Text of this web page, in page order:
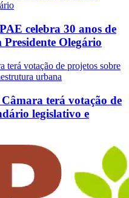
celebra 30 anos de
Olegário
terá votação de
legislativo e